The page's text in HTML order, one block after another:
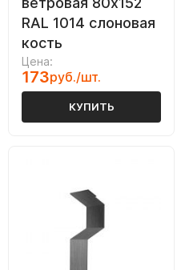
RAL 1014 слоновая
кость
Цена:
173руб./шт.
КУПИТЬ